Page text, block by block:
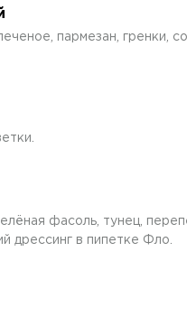
пармезан, гренки,
фасоль, тунец,
дрессинг в пипетке Фло.